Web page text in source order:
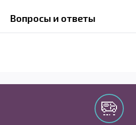
Вопросы и ответы